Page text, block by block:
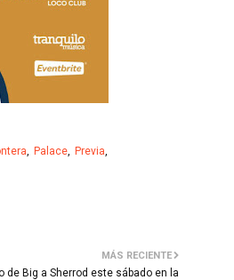
Palace
Previa
MÁS RECIENTE
de Big a Sherrod este sábado en la